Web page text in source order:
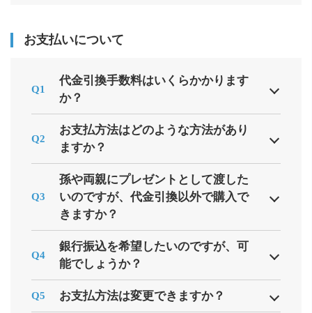
お支払いについて
Q1
代金引換手数料はいくらかかります
か？
Q2
お支払方法はどのような方法があり
ますか？
Q3
孫や両親にプレゼントとして渡した
いのですが、代金引換以外で購入で
きますか？
Q4
銀行振込を希望したいのですが、可
能でしょうか？
Q5 お支払方法は変更できますか？